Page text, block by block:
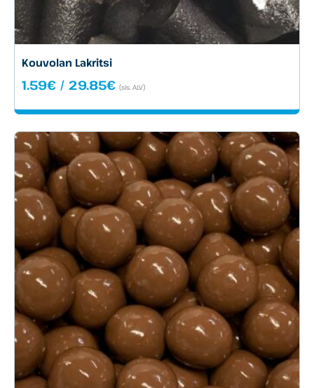
Kouvolan Lakritsi
1.59€ / 29.85€Hintaluokka:
-
(sis. ALV)